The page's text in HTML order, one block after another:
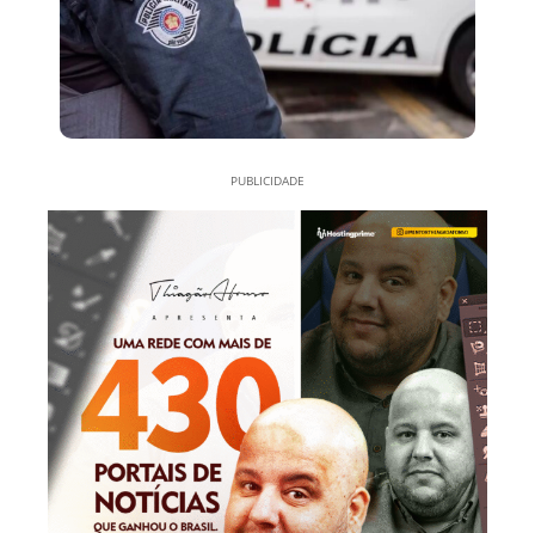
PUBLICIDADE